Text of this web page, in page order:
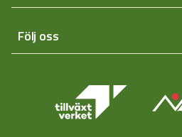
Följ oss